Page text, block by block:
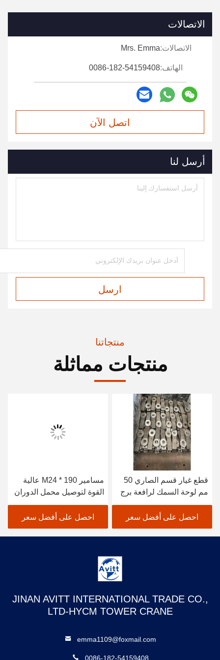
الاتصالات
الاتصالات:Mrs. Emma
الهاتف:0086-182-54159408
اتصل الآن
أرسل لنا
ارسل
منتجاتنا
منتجات مماثلة
قطع غيار قسم الصاري 50
مم لوحة السمك لرافعة برج
بوتين L46
احصل على أفضل سعر
مسامير M24 * 190 عالية
القوة لتوصيل محمل الدوران
لبرج Crame
احصل على أفضل سعر
JINAN AVITT INTERNATIONAL TRADE CO.,
LTD-HYCM TOWER CRANE
emma1109@foxmail.com
0086-182-54159408